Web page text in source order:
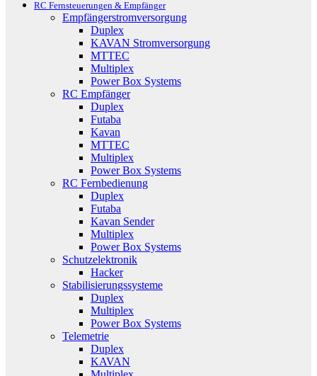
RC Fernsteuerungen & Empfänger
Empfängerstromversorgung
Duplex
KAVAN Stromversorgung
MTTEC
Multiplex
Power Box Systems
RC Empfänger
Duplex
Futaba
Kavan
MTTEC
Multiplex
Power Box Systems
RC Fernbedienung
Duplex
Futaba
Kavan Sender
Multiplex
Power Box Systems
Schutzelektronik
Hacker
Stabilisierungssysteme
Duplex
Multiplex
Power Box Systems
Telemetrie
Duplex
KAVAN